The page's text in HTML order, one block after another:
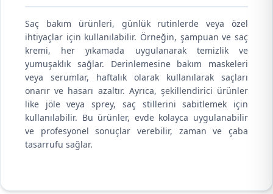
Saç bakım ürünleri, günlük rutinlerde veya özel
ihtiyaçlar için kullanılabilir. Örneğin, şampuan ve saç
kremi, her yıkamada uygulanarak temizlik ve
yumuşaklık sağlar. Derinlemesine bakım maskeleri
veya serumlar, haftalık olarak kullanılarak saçları
onarır ve hasarı azaltır. Ayrıca, şekillendirici ürünler
like jöle veya sprey, saç stillerini sabitlemek için
kullanılabilir. Bu ürünler, evde kolayca uygulanabilir
ve profesyonel sonuçlar verebilir, zaman ve çaba
tasarrufu sağlar.